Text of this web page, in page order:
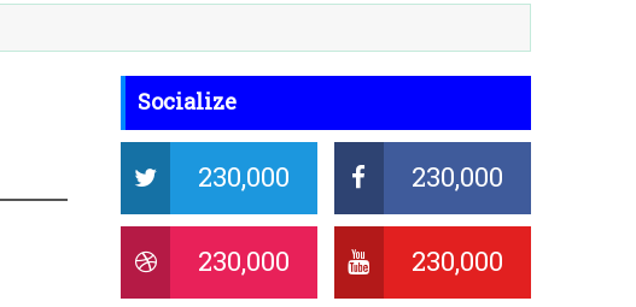
Socialize
230,000
230,000
230,000
230,000